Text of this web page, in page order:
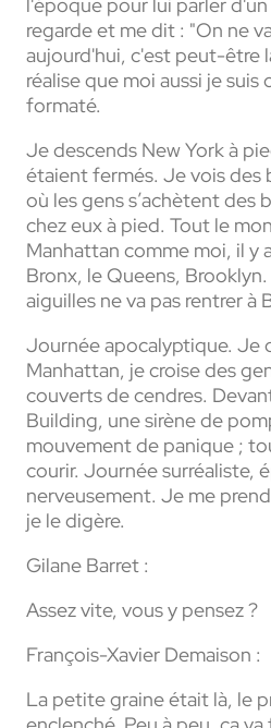
regarde et me dit : "On ne
aujourd'hui, c'est peut-être
réalise que moi aussi je
formaté.
Je descends New York à
étaient fermés. Je vois des
où les gens s’achètent des
chez eux à pied. Tout le
Manhattan comme moi, il y
Bronx, le Queens,
aiguilles ne va pas rentrer à
Journée apocalyptique. Je
Manhattan, je croise des
couverts de cendres.
Building, une sirène de
mouvement de panique ;
courir. Journée surréaliste,
nerveusement. Je me
je le digère.
Gilane Barret :
Assez vite, vous y pensez ?
François-Xavier Demaison :
La petite graine était là, le